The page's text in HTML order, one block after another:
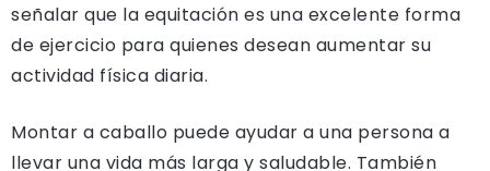
señalar que la equitación es una excelente forma
de ejercicio para quienes desean aumentar su
actividad física diaria.
Montar a caballo puede ayudar a una persona a
llevar una vida más larga y saludable. También